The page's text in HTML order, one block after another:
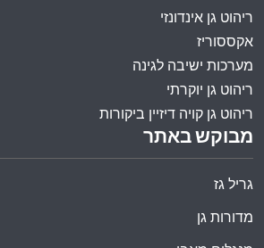
מבוקש באתר
גריל גז
מדורות גן
ריהוט גן אינדונזי
אקססוריז
מערכות ישיבה לגינה
ריהוט גן יוקרתי
ריהוט גן קויה דיזיין ביקורות